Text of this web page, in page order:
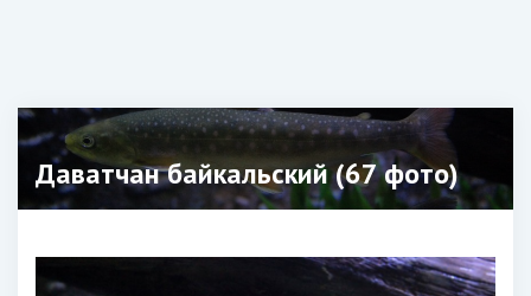
Даватчан байкальский (67 фото)